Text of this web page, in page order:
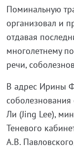
Поминальную
организовал и
отдавая
многолетнему
речи,
В адрес Ирины
Ли (Jing Lee),
Теневого
А.В.